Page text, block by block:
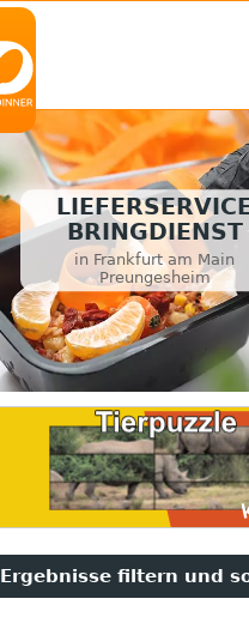
BRINGDIENST
in Frankfurt am Main
Preungesheim
Ergebnisse filtern und